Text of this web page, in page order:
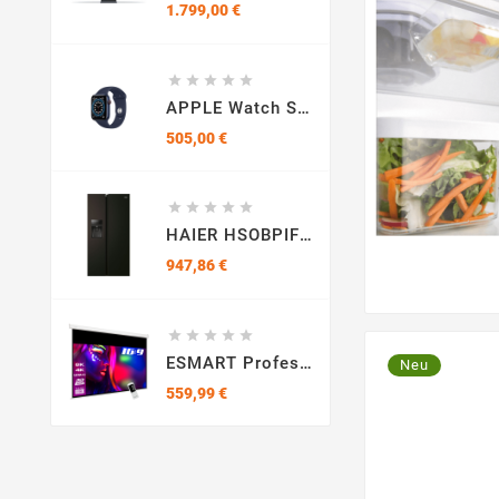
1.799,00 €Preis
    
APPLE Watch Series 6 (GPS + Cellular) 44mm Fluorelastomer, 140 - 210 Mm, Armband: Dunkelmarine, Gehäuse: Blau
505,00 €Preis
    
HAIER HSOBPIF9183 KühlGefrierkombination (F, 177,5 Cm Hoch, Schwarz)
947,86 €Preis
    
ESMART Professional MIMOTO 442 X 249 Cm (200") 16:9 Motor-Leinwand
559,99 €Preis
Neu